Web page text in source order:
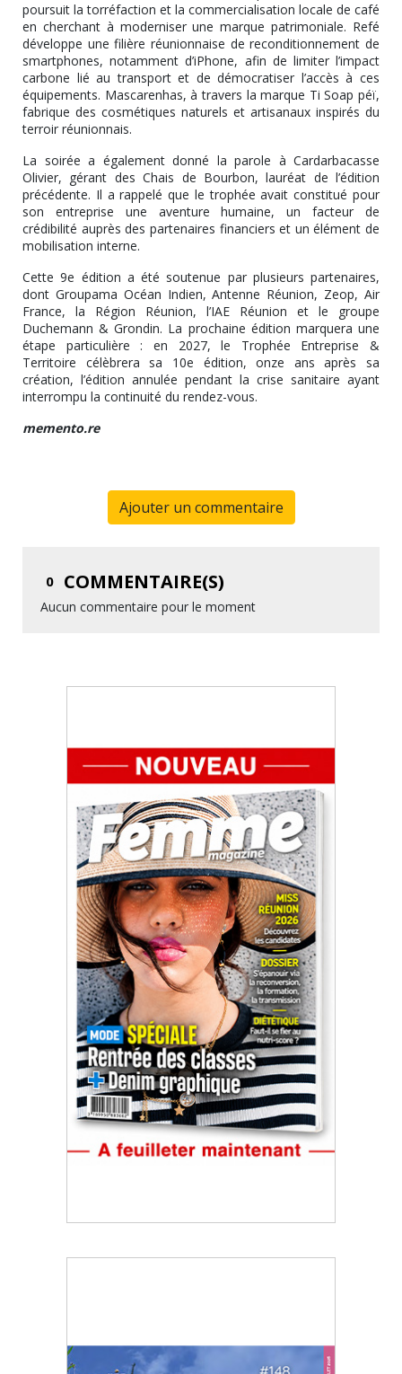
poursuit la torréfaction et la commercialisation locale de café
en cherchant à moderniser une marque patrimoniale. Refé
développe une filière réunionnaise de reconditionnement de
smartphones, notamment d’iPhone, afin de limiter l’impact
carbone lié au transport et de démocratiser l’accès à ces
équipements. Mascarenhas, à travers la marque Ti Soap péï,
fabrique des cosmétiques naturels et artisanaux inspirés du
terroir réunionnais.
La soirée a également donné la parole à Cardarbacasse
Olivier, gérant des Chais de Bourbon, lauréat de l’édition
précédente. Il a rappelé que le trophée avait constitué pour
son entreprise une aventure humaine, un facteur de
crédibilité auprès des partenaires financiers et un élément de
mobilisation interne.
Cette 9e édition a été soutenue par plusieurs partenaires,
dont Groupama Océan Indien, Antenne Réunion, Zeop, Air
France, la Région Réunion, l’IAE Réunion et le groupe
Duchemann & Grondin. La prochaine édition marquera une
étape particulière : en 2027, le Trophée Entreprise &
Territoire célèbrera sa 10e édition, onze ans après sa
création, l’édition annulée pendant la crise sanitaire ayant
interrompu la continuité du rendez-vous.
memento.re
Ajouter un commentaire
0 COMMENTAIRE(S)
Aucun commentaire pour le moment